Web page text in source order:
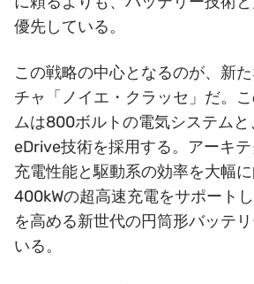
優先している。
この戦略の中心となるのが、新
チャ「ノイエ・クラッセ」だ。
ムは800ボルトの電気システム
eDrive技術を採用する。アーキ
充電性能と駆動系の効率を大幅
400kWの超高速充電をサポート
を高める新世代の円筒形バッテ
いる。